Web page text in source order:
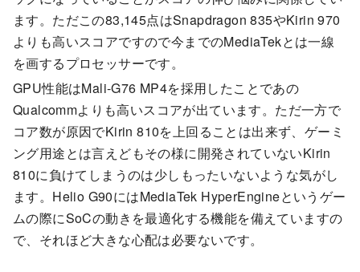
ます。ただこの83,145点はSnapdragon 835やKirin 970
よりも高いスコアですので今までのMediaTekとは一線
を画するプロセッサーです。
GPU性能はMali-G76 MP4を採用したことであの
Qualcommよりも高いスコアが出ています。ただ一方で
コア数が原因でKirin 810を上回ることは出来ず、ゲーミ
ング用途とは言えどもその様に開発されていないKirin
810に負けてしまうのは少しもったいないような気がし
ます。Helio G90にはMediaTek HyperEngineというゲー
ムの際にSoCの動きを最適化する機能を備えていますの
で、それほど大きな心配は必要ないです。